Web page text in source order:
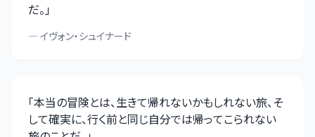
だ。」
— イヴォン・シュイナード
「本当の冒険とは、生きて帰れないかもしれない旅、そ
して確実に、行く前と同じ自分では帰ってこられない